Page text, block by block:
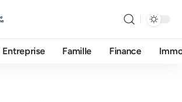
Entreprise Famille Finance